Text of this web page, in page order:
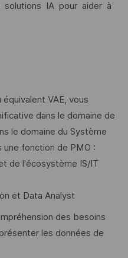
solutions IA pour aider à
VAE, vous
dans le domaine de
le domaine du Système
une fonction de PMO :
de l'écosystème IS/IT
et Data Analyst
des besoins
les données de